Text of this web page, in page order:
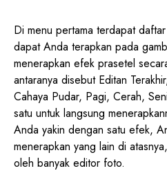
Di menu pertama terdapat
dapat Anda terapkan pada
menerapkan efek prasetel
antaranya disebut Editan
Cahaya Pudar, Pagi, Cerah,
satu untuk langsung
Anda yakin dengan satu efek,
menerapkan yang lain di
oleh banyak editor foto.